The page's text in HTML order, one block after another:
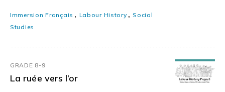
Immersion Français, Labour History,Social
Studies
GRADE 8-9
La ruée vers l’or